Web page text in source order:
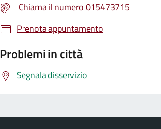
Chiama il numero 015473715
Prenota appuntamento
Problemi in città
Segnala disservizio